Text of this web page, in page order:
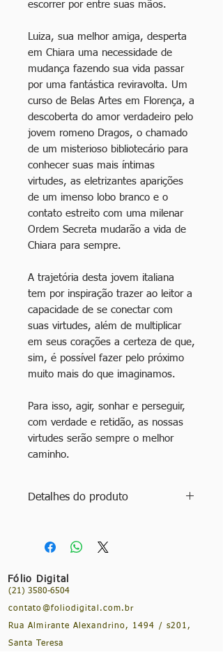
escorrer por entre suas mãos.
Luiza, sua melhor amiga, desperta
em Chiara uma necessidade de
mudança fazendo sua vida passar
por uma fantástica reviravolta. Um
curso de Belas Artes em Florença, a
descoberta do amor verdadeiro pelo
jovem romeno Dragos, o chamado
de um misterioso bibliotecário para
conhecer suas mais íntimas
virtudes, as eletrizantes aparições
de um imenso lobo branco e o
contato estreito com uma milenar
Ordem Secreta mudarão a vida de
Chiara para sempre.
A trajetória desta jovem italiana
tem por inspiração trazer ao leitor a
capacidade de se conectar com
suas virtudes, além de multiplicar
em seus corações a certeza de que,
sim, é possível fazer pelo próximo
muito mais do que imaginamos.
Para isso, agir, sonhar e perseguir,
com verdade e retidão, as nossas
virtudes serão sempre o melhor
caminho.
Detalhes do produto
Ano: 2019
Idioma: Português
Fólio Digital
(21) 3580-6504
contato@foliodigital.com.br
Rua Almirante Alexandrino, 1494 / s201,
Santa Teresa